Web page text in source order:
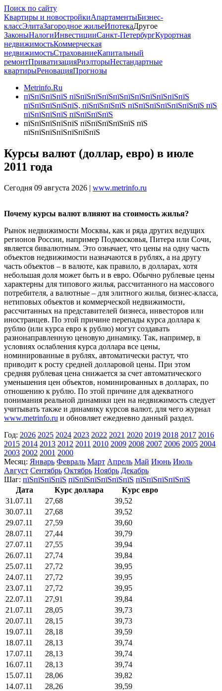
Поиск по сайту
Квартиры и новостройкиАпартаментыБизнес-
классЭлитаЗагородное жильеИпотекаДругое
ЗаконыНалогиИнвестицииСанкт-ПетербургКурортная
недвижимостьКоммерческая
недвижимостьСтрахованиеКапитальный
ремонтПриватизацияРиэлторыНестандартные
квартирыРеновацияПрогнозы
Metrinfo.Ru
пїЅпїЅпїЅпїЅ пїЅпїЅпїЅпїЅпїЅпїЅпїЅпїЅпїЅпїЅпїЅ
пїЅпїЅпїЅпїЅпїЅ, пїЅпїЅпїЅпїЅ пїЅпїЅпїЅпїЅпїЅпїЅпїЅ пїЅ
пїЅпїЅпїЅпїЅ пїЅпїЅпїЅпїЅ
пїЅпїЅпїЅпїЅпїЅ пїЅпїЅпїЅпїЅпїЅ пїЅ
пїЅпїЅпїЅпїЅпїЅпїЅпїЅ
Курсы валют (доллар, евро) в июле
2011 года
Сегодня 09 августа 2026 | www.metrinfo.ru
Почему курсы валют влияют на стоимость жилья?
Рынок недвижимости Москвы, как и ряда других ведущих
регионов России, например Подмосковья, Питера или Сочи,
является бивалютным. Это означает, что цены на одну часть
объектов недвижимости назначаются в рублях, а на другу
часть объектов – в валюте, как правило, в долларах, хотя
небольшая доля может быть и в евро. Обычно рублевые цены
характерны для типового жилья, рассчитанного на массового
потребителя, а валютные – для элитного жилья, бизнес-класса,
нетиповых объектов и коммерческой недвижимости,
рассчитанных на представителей бизнеса, инвесторов или
иностранцев. По этой причине перепады курса доллара к
рублю (или курса евро к рублю) могут создавать
разнонаправленную ценовую динамику. Так, например, в
условиях ослабления курса доллара все цены,
номинированные в рублях, автоматически растут, что
приводит к росту средней долларовой цены. При этом
средняя рублевая цена снижается за счет автоматического
уменьшения цен объектов, номинированных в долларах, по
отношению к рублю. По этой причине для адекватного
понимания реальной динамики цен на недвижимость следует
учитывать также и динамику курсов валют, для чего журнал
www.metrinfo.ru и обновляет ежедневно данный раздел.
Год: 2026 2025 2024 2023 2022 2021 2020 2019 2018 2017 2016
2015 2014 2013 2012 2011 2010 2009 2008 2007 2006 2005 2004
2003 2002 2001 2000
Месяц: Январь Февраль Март Апрель Май Июнь Июль
Август Сентябрь Октябрь Ноябрь Декабрь
Шаг: пїЅпїЅпїЅпїЅ пїЅпїЅпїЅпїЅпїЅпїЅ пїЅпїЅпїЅпїЅпїЅ
Дата
Курс доллара
Курс евро
31.07.11
27,68
39,52
30.07.11
27,68
39,52
29.07.11
27,59
39,60
28.07.11
27,44
39,79
27.07.11
27,55
39,94
26.07.11
27,74
39,84
25.07.11
27,72
39,95
24.07.11
27,72
39,95
23.07.11
27,72
39,95
22.07.11
27,91
39,84
21.07.11
28,05
39,73
20.07.11
28,15
39,73
19.07.11
28,18
39,59
18.07.11
28,13
39,74
17.07.11
28,13
39,74
16.07.11
28,13
39,74
15.07.11
28,06
39,82
14.07.11
28,26
39,59